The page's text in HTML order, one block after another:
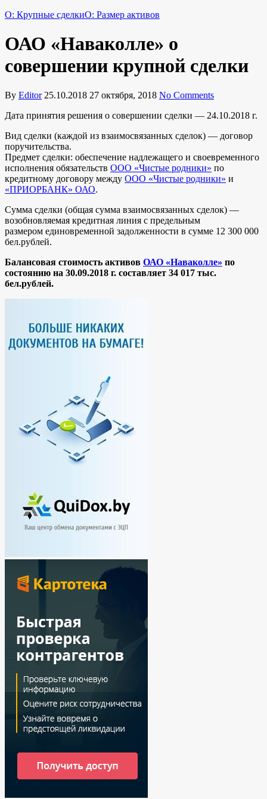
O: Крупные сделкиO: Размер активов
ОАО «Наваколле» о
совершении крупной сделки
By Editor 25.10.2018 27 октября, 2018 No Comments
Дата принятия решения о совершении сделки — 24.10.2018 г.
Вид сделки (каждой из взаимосвязанных сделок) — договор
поручительства.
Предмет сделки: обеспечение надлежащего и своевременного
исполнения обязательств ООО «Чистые родники» по
кредитному договору между ООО «Чистые родники» и
«ПРИОРБАНК» ОАО.
Сумма сделки (общая сумма взаимосвязанных сделок) —
возобновляемая кредитная линия с предельным
размером единовременной задолженности в сумме 12 300 000
бел.рублей.
Балансовая стоимость активов ОАО «Наваколле» по
состоянию на 30.09.2018 г. составляет 34 017 тыс.
бел.рублей.